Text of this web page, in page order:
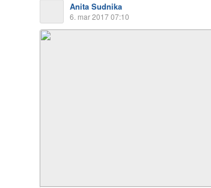
Anita Sudnika
6. mar 2017 07:10